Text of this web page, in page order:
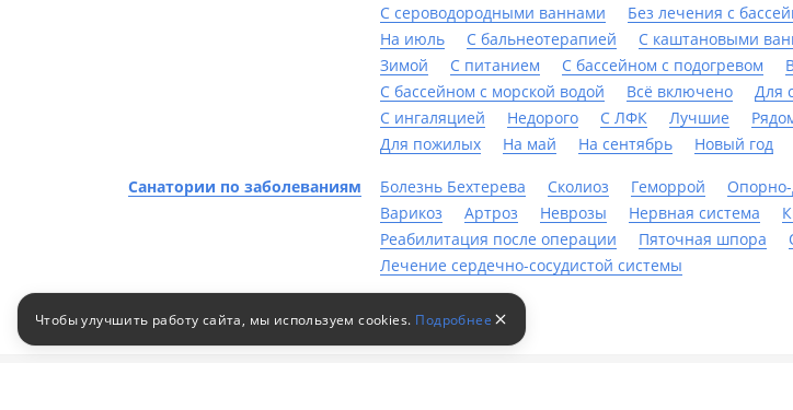
С сероводородными ваннами
Без лечения с
На июль
С бальнеотерапией С каштановыми
Зимой
С питанием С бассейном с подогревом
С бассейном с морской водой
Всё включено Для
С ингаляцией
Недорого С ЛФК Лучшие
Для пожилых
На май На сентябрь Новый год
Санатории по заболеваниям Болезнь Бехтерева Сколиоз Геморрой
Варикоз
Артроз Неврозы Нервная система
Реабилитация после операции
Пяточная шпора
Лечение сердечно-сосудистой системы
Чтобы улучшить работу сайта, мы используем cookies. Подробнее